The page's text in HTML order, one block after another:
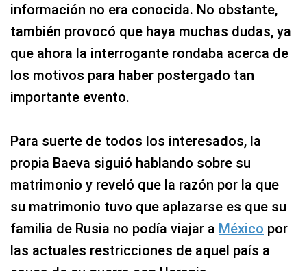
información no era conocida. No obstante,
también provocó que haya muchas dudas, ya
que ahora la interrogante rondaba acerca de
los motivos para haber postergado tan
importante evento.
Para suerte de todos los interesados, la
propia Baeva siguió hablando sobre su
matrimonio y reveló que la razón por la que
su matrimonio tuvo que aplazarse es que su
familia de Rusia no podía viajar a México por
las actuales restricciones de aquel país a